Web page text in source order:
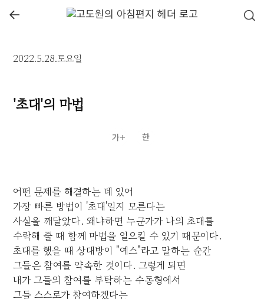
←
2022.5.28.토요일
'초대'의 마법
어떤 문제를 해결하는 데 있어
가장 빠른 방법이 '초대'일지 모른다는
사실을 깨달았다. 왜냐하면 누군가가 나의 초대를
수락해 줄 때 함께 마법을 일으킬 수 있기 때문이다.
초대를 했을 때 상대방이 "예스"라고 말하는 순간
그들은 참여를 약속한 것이다. 그렇게 되면
내가 그들의 참여를 부탁하는 수동형에서
그들 스스로가 참여하겠다는